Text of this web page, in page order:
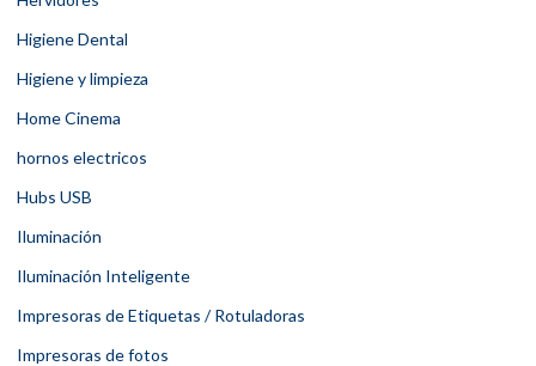
Higiene Dental
Higiene y limpieza
Home Cinema
hornos electricos
Hubs USB
Iluminación
Iluminación Inteligente
Impresoras de Etiquetas / Rotuladoras
Impresoras de fotos